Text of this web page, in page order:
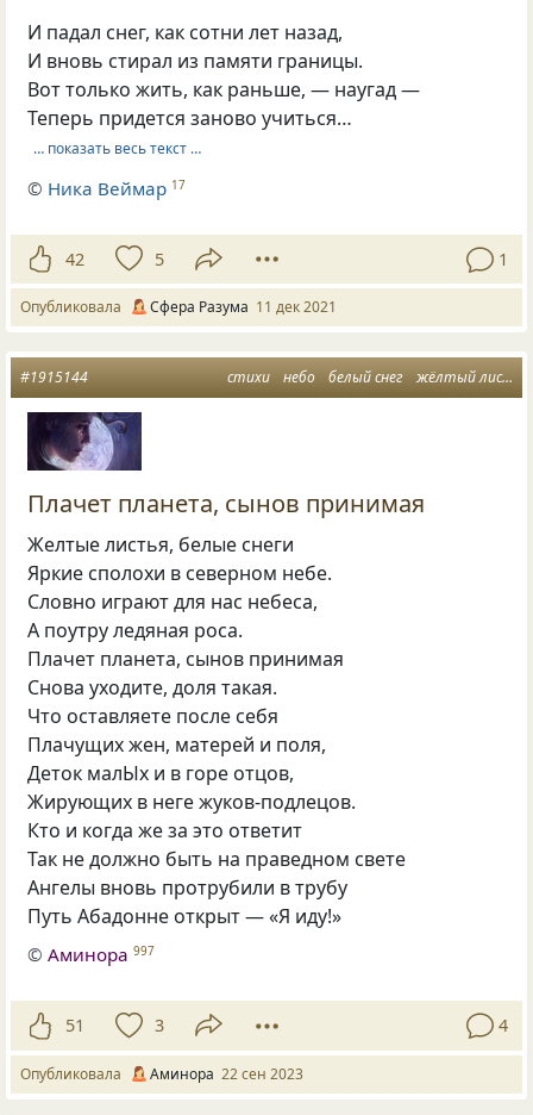
И падал снег, как сотни лет назад,
И вновь стирал из памяти границы.
Вот только жить, как раньше, — наугад —
Теперь придется заново учиться…
… показать весь текст …
© Ника Веймар 17
42 5 1
Опубликовала Сфера Разума 11 дек 2021
стихи небо белый снег жёлтый лист
#1915144
Плачет планета, сынов принимая
Желтые листья, белые снеги
Яркие сполохи в северном небе.
Словно играют для нас небеса,
А поутру ледяная роса.
Плачет планета, сынов принимая
Снова уходите, доля такая.
Что оставляете после себя
Плачущих жен, матерей и поля,
Деток малЫх и в горе отцов,
Жирующих в неге жуков-подлецов.
Кто и когда же за это ответит
Так не должно быть на праведном свете
Ангелы вновь протрубили в трубу
Путь Абадонне открыт — «Я иду!»
©Аминора 997
51 3 4
Опубликовала Аминора 22 сен 2023